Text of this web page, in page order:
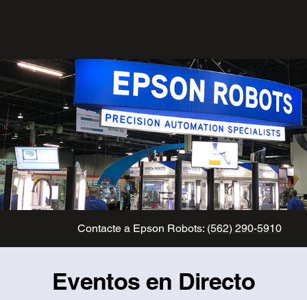
Contacte a Epson Robots: (562) 290-5910
Eventos en Directo